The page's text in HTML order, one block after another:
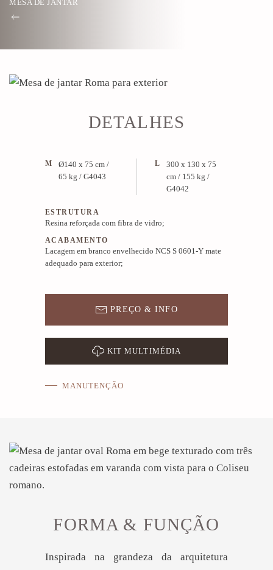
MESA DE JANTAR
DETALHES
M
Ø140 x 75 cm /
65 kg / G4043
L
300 x 130 x 75
cm / 155 kg /
G4042
ESTRUTURA
Resina reforçada com fibra de vidro;
ACABAMENTO
Lacagem em branco envelhecido NCS S 0601-Y mate
adequado para exterior;
PREÇO & INFO
KIT MULTIMÉDIA
MANUTENÇÃO
FORMA & FUNÇÃO
Inspirada na grandeza da arquitetura